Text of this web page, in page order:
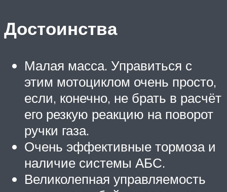
Достоинства
Малая масса. Управиться с
этим мотоциклом очень просто,
если, конечно, не брать в расчёт
его резкую реакцию на поворот
ручки газа.
Очень эффективные тормоза и
наличие системы АБС.
Великолепная управляемость